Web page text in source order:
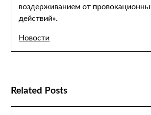
воздерживанием от
действий».
Новости
Related Posts